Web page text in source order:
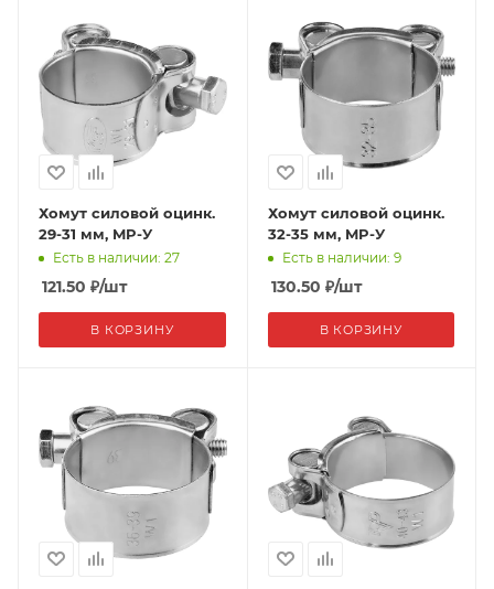
Хомут силовой оцинк.
29-31 мм, MP-У
Есть в наличии: 27
121.50 ₽/шт
В КОРЗИНУ
Хомут силовой оцинк.
32-35 мм, MP-У
Есть в наличии: 9
130.50 ₽/шт
В КОРЗИНУ